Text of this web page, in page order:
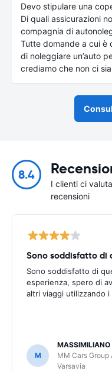
Devo stipulare una
Di quali assicurazioni
compagnia di
Tutte domande a cui è
di noleggiare un’auto
crediamo che non ci
8.4
I clienti ci
recensioni
Sono soddisfatto di
Sono soddisfatto di
esperienza, spero di
altri viaggi utilizzando
M
MASSIMILIANO
MM Cars Group
Varsavia